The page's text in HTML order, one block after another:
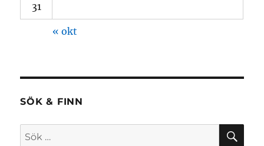
31
« okt
SÖK & FINN
Sök